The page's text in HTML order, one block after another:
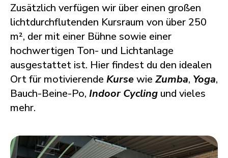
Zusätzlich verfügen wir über einen großen
lichtdurchflutenden Kursraum von über 250
m², der mit einer Bühne sowie einer
hochwertigen Ton- und Lichtanlage
ausgestattet ist. Hier findest du den idealen
Ort für motivierende Kursewie Zumba, Yoga,
Bauch-Beine-Po, Indoor Cycling und vieles
mehr.